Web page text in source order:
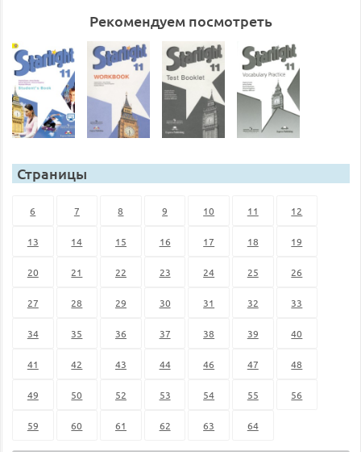
Рекомендуем посмотреть
Страницы
6 7 8 9 10 11 12
13 14 15 16 17 18 19
20 21 22 23 24 25 26
27 28 29 30 31 32 33
34 35 36 37 38 39 40
41 42 43 44 46 47 48
49 50 52 53 54 55 56
59 60 61 62 63 64